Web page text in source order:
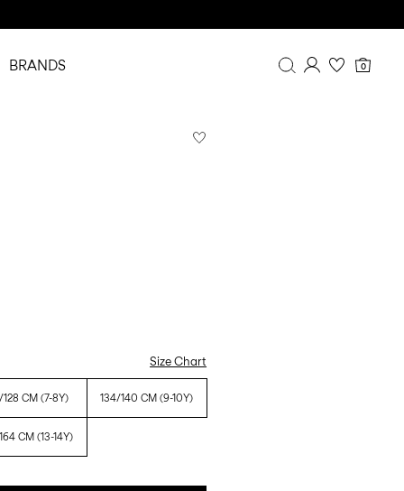
0
BRANDS
Size Chart
128 CM (7-8Y) 134/140 CM (9-10Y)
CM (13-14Y)